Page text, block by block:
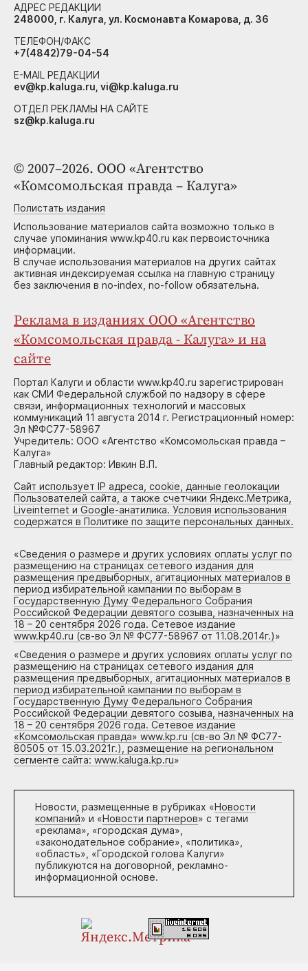
© 2007–2026. ООО «Агентство
«Комсомольская правда – Калуга»
Полистать издания
Использование материалов сайта возможно только в
случае упоминания www.kp40.ru как первоисточника
информации.
В случае использования материалов на других сайтах
активная индексируемая ссылка на главную страницу
без заключения в no-index, no-follow обязательна.
Реклама в изданиях ООО «Агентство
«Комсомольская правда - Калуга» и на
сайте
Портал Калуги и области www.kp40.ru зарегистрирован
как СМИ Федеральной службой по надзору в сфере
связи, информационных технологий и массовых
коммуникаций 11 августа 2014 г. Регистрационный номер:
Эл №ФС77-58967
Учредитель: ООО «Агентство «Комсомольская правда –
Калуга»
Главный редактор: Ивкин В.П.
Сайт использует IP адреса, cookie, данные геолокации
Пользователей сайта, а также счетчики Яндекс.Метрика,
Liveinternet и Google-анатилика. Условия использования
содержатся в Политике по защите персональных данных.
«Сведения о размере и других условиях оплаты услуг по
размещению на страницах сетевого издания для
размещения предвыборных, агитационных материалов в
период избирательной кампании по выборам в
Государственную Думу Федерального Собрания
Российской Федерации девятого созыва, назначенных на
18 – 20 сентября 2026 года. Сетевое издание
www.kp40.ru (св-во Эл № ФС77-58967 от 11.08.2014г.)»
«Сведения о размере и других условиях оплаты услуг по
размещению на страницах сетевого издания для
размещения предвыборных, агитационных материалов в
период избирательной кампании по выборам в
Государственную Думу Федерального Собрания
Российской Федерации девятого созыва, назначенных на
18 – 20 сентября 2026 года. Сетевое издание
«Комсомольская правда» www.kp.ru (св-во Эл № ФС77-
80505 от 15.03.2021г.), размещение на региональном
сегменте сайта: www.kaluga.kp.ru»
Новости, размещенные в рубриках «Новости
компаний» и «Новости партнеров» с тегами
«реклама», «городская дума»,
«законодательное собрание», «политика»,
«область», «Городской голова Калуги»
публикуются на договорной, рекламно-
информационной основе.
АДРЕС РЕДАКЦИИ
248000, г. Калуга, ул. Космонавта Комарова, д. 36
ТЕЛЕФОН/ФАКС
+7(4842)79-04-54
E-MAIL РЕДАКЦИИ
ev@kp.kaluga.ru, vi@kp.kaluga.ru
ОТДЕЛ РЕКЛАМЫ НА САЙТЕ
sz@kp.kaluga.ru